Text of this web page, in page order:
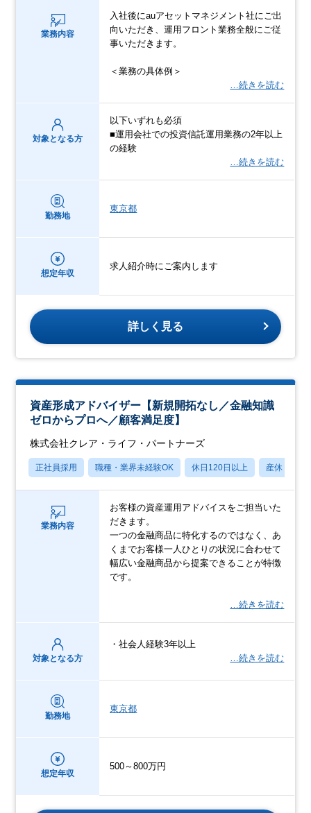
業務内容
入社後にauアセットマネジメント社にご出
向いただき、運用フロント業務全般にご従
事いただきます。
＜業務の具体例＞
…続きを読む
対象となる方
以下いずれも必須
■運用会社での投資信託運用業務の2年以上
の経験
…続きを読む
勤務地
東京都
想定年収
求人紹介時にご案内します
詳しく見る
資産形成アドバイザー【新規開拓なし／金融知識
ゼロからプロへ／顧客満足度】
株式会社クレア・ライフ・パートナーズ
正社員採用 職種・業界未経験OK 休日120日以上 産休・育休
業務内容
お客様の資産運用アドバイスをご担当いた
だきます。
一つの金融商品に特化するのではなく、あ
くまでお客様一人ひとりの状況に合わせて
幅広い金融商品から提案できることが特徴
です。
…続きを読む
対象となる方
・社会人経験3年以上
…続きを読む
勤務地
東京都
想定年収
500～800万円